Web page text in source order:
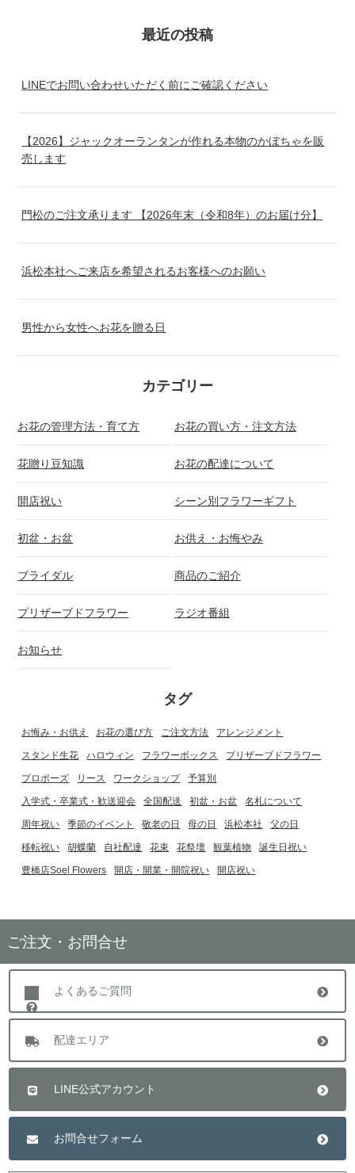
最近の投稿
LINEでお問い合わせいただく前にご確認ください
【2026】ジャックオーランタンが作れる本物のかぼちゃを販
売します
門松のご注文承ります 【2026年末（令和8年）のお届け分】
浜松本社へご来店を希望されるお客様へのお願い
男性から女性へお花を贈る日
カテゴリー
お花の管理方法・育て方 お花の買い方・注文方法
花贈り豆知識 お花の配達について
開店祝い シーン別フラワーギフト
初盆・お盆 お供え・お悔やみ
ブライダル 商品のご紹介
プリザーブドフラワー ラジオ番組
お知らせ
タグ
お悔み・お供え お花の選び方 ご注文方法 アレンジメント
スタンド生花 ハロウィン フラワーボックス プリザーブドフラワー
プロポーズ リース ワークショップ 予算別
入学式・卒業式・歓送迎会 全国配送 初盆・お盆 名札について
周年祝い 季節のイベント 敬老の日 母の日 浜松本社 父の日
移転祝い 胡蝶蘭 自社配達 花束 花祭壇 観葉植物 誕生日祝い
豊橋店Soel Flowers 開店・開業・開院祝い 開店祝い
ご注文・お問合せ
よくあるご質問
配達エリア
LINE公式アカウント
お問合せフォーム